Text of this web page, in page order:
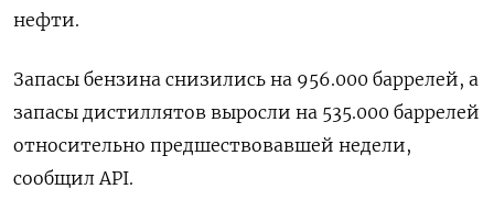
нефти.
Запасы бензина снизились на 956.000 баррелей, а
запасы дистиллятов выросли на 535.000 баррелей
относительно предшествовавшей недели,
сообщил API.